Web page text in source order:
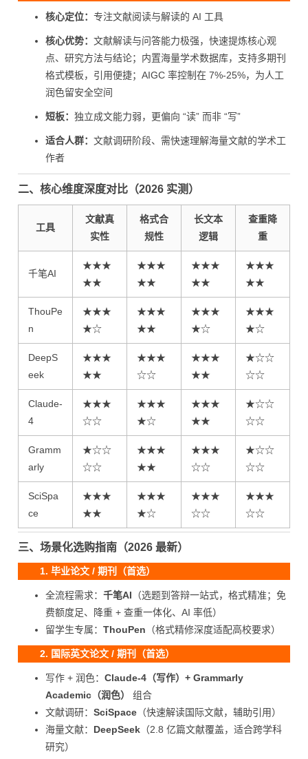
核心定位： 专注文献阅读与解读的 AI 工具
核心优势： 文献解读与问答能力极强，快速提炼核心观
点、研究方法与结论；内置海量学术数据库，支持多期刊
格式模板，引用便捷；AIGC 率控制在 7%-25%，为人工
润色留安全空间
短板： 独立成文能力弱，更偏向 “读” 而非 “写”
适合人群： 文献调研阶段、需快速理解海量文献的学术工
作者
二、核心维度深度对比（2026 实测）
工具
文献真
实性
格式合
规性
长文本
逻辑
查重降
重
千笔AI
★★★
★★
★★★
★★
★★★
★★
★★★
★★
ThouPe
n
★★★
★☆
★★★
★★
★★★
★☆
★★★
★☆
DeepS
eek
★★★
★★
★★★
☆☆
★★★
★★
★☆☆
☆☆
Claude-
4
★★★
☆☆
★★★
★☆
★★★
★★
★☆☆
☆☆
Gramm
arly
★☆☆
☆☆
★★★
★★
★★★
☆☆
★☆☆
☆☆
SciSpa
ce
★★★
★★
★★★
★☆
★★★
☆☆
★★★
☆☆
三、场景化选购指南（2026 最新）
1. 毕业论文 / 期刊（首选）
全流程需求： 千笔AI （选题到答辩一站式，格式精准；免
费额度足、降重 + 查重一体化、AI 率低）
留学生专属： ThouPen （格式精修深度适配高校要求）
2. 国际英文论文 / 期刊（首选）
写作 + 润色： Claude-4（写作）+ Grammarly
Academic（润色）
组合
文献调研： SciSpace （快速解读国际文献，辅助引用）
海量文献： DeepSeek （2.8 亿篇文献覆盖，适合跨学科
研究）